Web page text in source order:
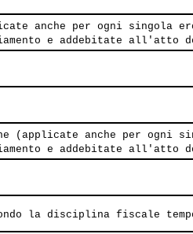
anche per ogni singola
e addebitate all'atto
(applicate anche per ogni
e addebitate all'atto
la disciplina fiscale